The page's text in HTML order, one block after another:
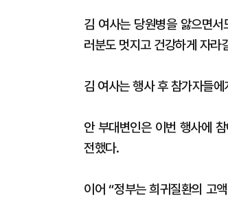
김 여사는 당원병을 앓으면
러분도 멋지고 건강하게 자라
김 여사는 행사 후 참가자들
안 부대변인은 이번 행사에
전했다.
이어 “정부는 희귀질환의 고